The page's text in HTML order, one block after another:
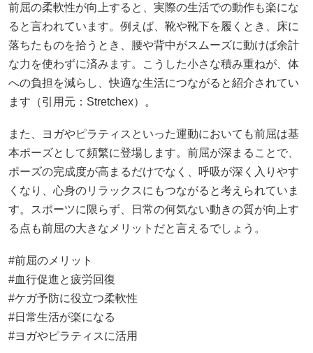
前屈の柔軟性が向上すると、実際の生活での動作も楽にな
ると言われています。例えば、靴や靴下を履くとき、床に
落ちたものを拾うとき、腰や背中がスムーズに動けば余計
な力を使わずに済みます。こうした小さな積み重ねが、体
への負担を減らし、快適な生活につながると紹介されてい
ます（引用元： Stretchex）。
また、ヨガやピラティスといった運動においても前屈は基
本ポーズとして頻繁に登場します。前屈が深まることで、
ポーズの完成度が高まるだけでなく、呼吸が深く入りやす
くなり、心身のリラックスにもつながると考えられていま
す。スポーツに限らず、日常の何気ない動きの質が向上す
る点も前屈の大きなメリットだと言えるでしょう。
#前屈のメリット
#血行促進と疲労回復
#ケガ予防に役立つ柔軟性
#日常生活が楽になる
#ヨガやピラティスに活用